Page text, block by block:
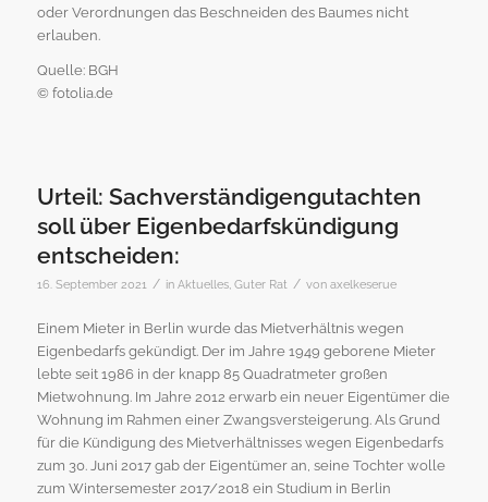
oder Verordnungen das Beschneiden des Baumes nicht
erlauben.
Quelle: BGH
© fotolia.de
Urteil: Sachverständigengutachten
soll über Eigenbedarfskündigung
entscheiden:
16. September 2021 / in Aktuelles, Guter Rat / von axelkeserue
Einem Mieter in Berlin wurde das Mietverhältnis wegen
Eigenbedarfs gekündigt. Der im Jahre 1949 geborene Mieter
lebte seit 1986 in der knapp 85 Quadratmeter großen
Mietwohnung. Im Jahre 2012 erwarb ein neuer Eigentümer die
Wohnung im Rahmen einer Zwangsversteigerung. Als Grund
für die Kündigung des Mietverhältnisses wegen Eigenbedarfs
zum 30. Juni 2017 gab der Eigentümer an, seine Tochter wolle
zum Wintersemester 2017/2018 ein Studium in Berlin